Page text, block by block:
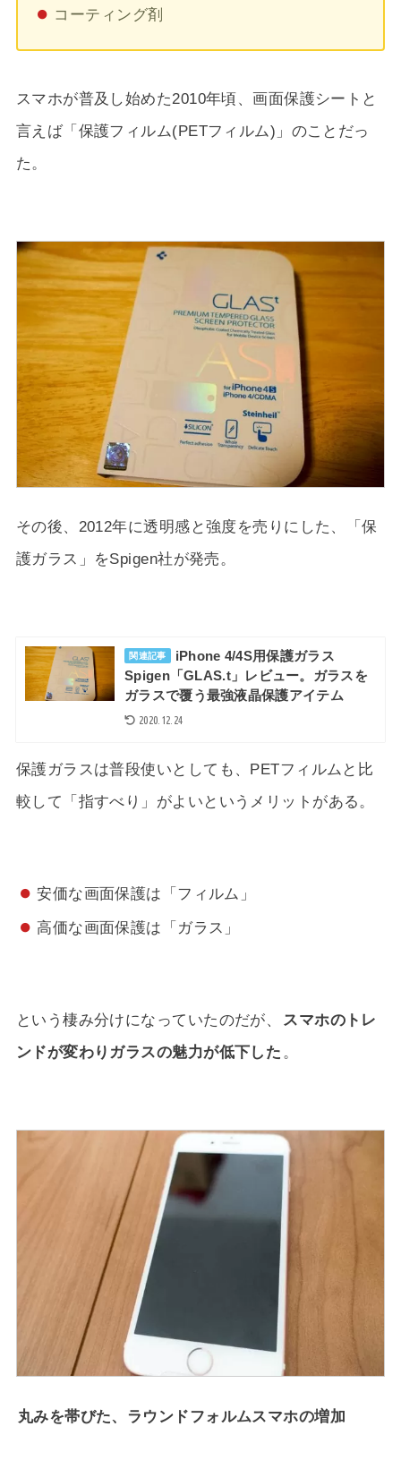
コーティング剤
スマホが普及し始めた2010年頃、画面保護シートと
言えば「保護フィルム(PETフィルム)」のことだっ
た。
その後、2012年に透明感と強度を売りにした、「保
護ガラス」をSpigen社が発売。
関連記事
iPhone 4/4S用保護ガラス
Spigen「GLAS.t」レビュー。ガラスを
ガラスで覆う最強液晶保護アイテム
2020.12.24
保護ガラスは普段使いとしても、PETフィルムと比
較して「指すべり」がよいというメリットがある。
安価な画面保護は「フィルム」
高価な画面保護は「ガラス」
という棲み分けになっていたのだが、
スマホのトレ
ンドが変わりガラスの魅力が低下した 。
丸みを帯びた、ラウンドフォルムスマホの増加